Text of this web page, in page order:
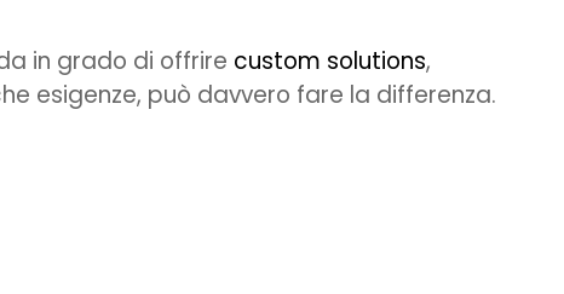
in grado di offrire custom solutions,
esigenze, può davvero fare la differenza.